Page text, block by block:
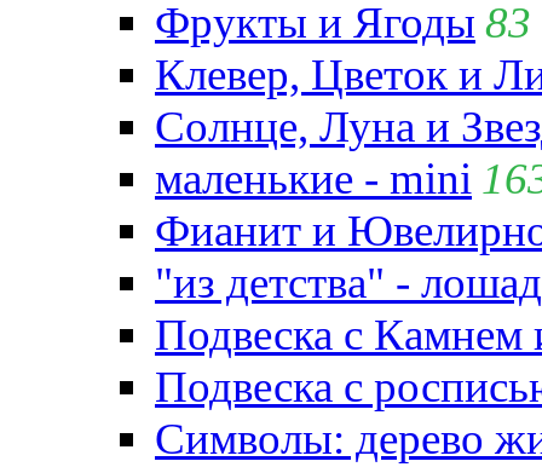
Фрукты и Ягоды 83
Клевер, Цветок и
Солнце, Луна и
маленькие - mini
Фианит и
"из детства" -
Подвеска с
Подвеска с
Символы: дерево